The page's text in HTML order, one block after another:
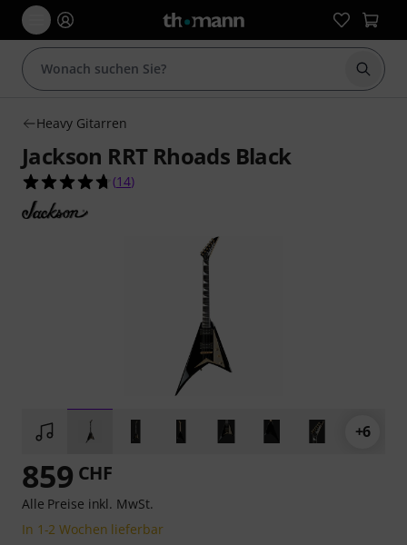
Suche
Heavy Gitarren
Jackson RRT Rhoads Black
4.7 von 5 Sternen aus 14 Kundenbewertungen
(14)
+6
859 CHF
Alle Preise inkl. MwSt.
In 1-2 Wochen lieferbar